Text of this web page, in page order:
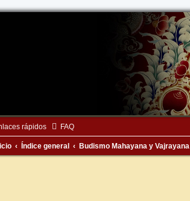
rápidos FAQ
Índice general Budismo Mahayana y Vajrayana